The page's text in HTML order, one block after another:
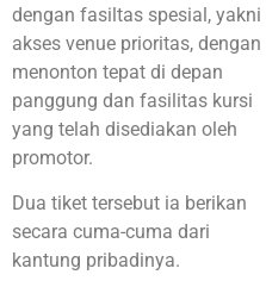
dengan fasiltas spesial, yakni
akses venue prioritas, dengan
menonton tepat di depan
panggung dan fasilitas kursi
yang telah disediakan oleh
promotor.
Dua tiket tersebut ia berikan
secara cuma-cuma dari
kantung pribadinya.